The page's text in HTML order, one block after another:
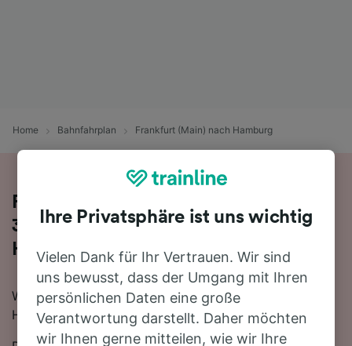
Home Bahnfahrplan Frankfurt (Main) nach Hamburg
Fahren Sie mit dem Zug in 3 Stunden
34 Minuten von Frankfurt (Main) nach
Hamburg
Wenn Sie mit dem Zug von Frankfurt (Main) nach
Hamburg reisen möchten, sind Sie hier genau richtig.
Ihre Privatsphäre ist uns wichtig
Vielen Dank für Ihr Vertrauen. Wir sind
uns bewusst, dass der Umgang mit Ihren
persönlichen Daten eine große
Verantwortung darstellt. Daher möchten
wir Ihnen gerne mitteilen, wie wir Ihre